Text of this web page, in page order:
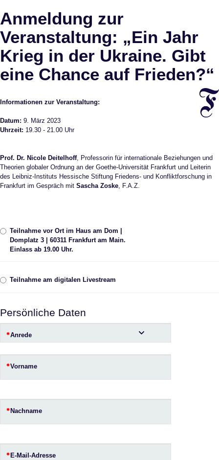
Anmeldeseite
Anmeldung zur
Veranstaltung: „Ein Jahr
Krieg in der Ukraine. Gibt
eine Chance auf Frieden?“
Informationen zur Veranstaltung:
Datum: 9. März 2023
Uhrzeit: 19.30 - 21.00 Uhr
Prof. Dr. Nicole Deitelhoff, Professorin für internationale Beziehungen und
Theorien globaler Ordnung an der Goethe-Universität Frankfurt und Leiterin
des Leibniz-Instituts Hessische Stiftung Friedens- und Konfliktforschung in
Frankfurt im Gespräch mit Sascha Zoske , F.A.Z.
Teilnahme vor Ort im Haus am Dom |
Domplatz 3 | 60311 Frankfurt am Main.
Einlass ab 19.00 Uhr.
Teilnahme am digitalen Livestream
Persönliche Daten
Anrede
Vorname
Nachname
E-Mail-Adresse